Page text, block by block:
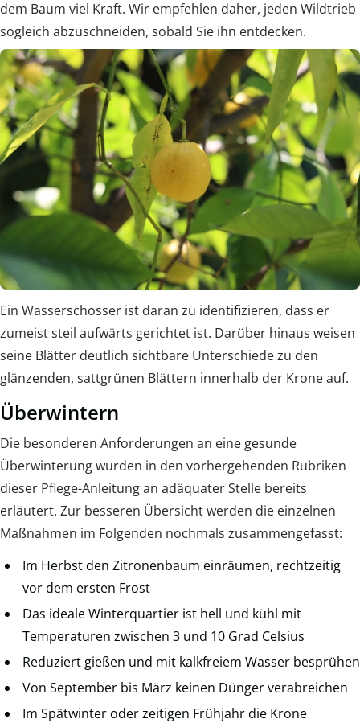
dem Baum viel Kraft. Wir empfehlen daher, jeden Wildtrieb
sogleich abzuschneiden, sobald Sie ihn entdecken.
Ein Wasserschosser ist daran zu identifizieren, dass er
zumeist steil aufwärts gerichtet ist. Darüber hinaus weisen
seine Blätter deutlich sichtbare Unterschiede zu den
glänzenden, sattgrünen Blättern innerhalb der Krone auf.
Überwintern
Die besonderen Anforderungen an eine gesunde
Überwinterung wurden in den vorhergehenden Rubriken
dieser Pflege-Anleitung an adäquater Stelle bereits
erläutert. Zur besseren Übersicht werden die einzelnen
Maßnahmen im Folgenden nochmals zusammengefasst:
Im Herbst den Zitronenbaum einräumen, rechtzeitig
vor dem ersten Frost
Das ideale Winterquartier ist hell und kühl mit
Temperaturen zwischen 3 und 10 Grad Celsius
Reduziert gießen und mit kalkfreiem Wasser besprühen
Von September bis März keinen Dünger verabreichen
Im Spätwinter oder zeitigen Frühjahr die Krone